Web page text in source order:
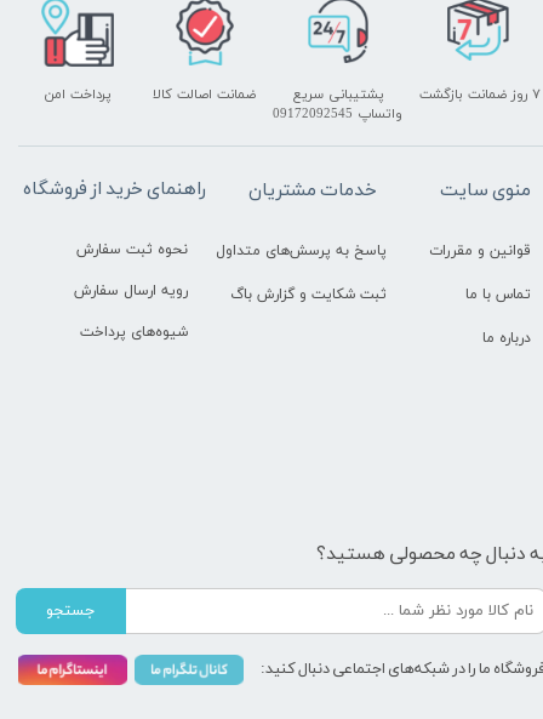
پشتیبانی سریع
واتساپ 09172092545
پرداخت امن ۷ روز ضمانت بازگشت ضمانت اصالت کالا
راهنمای خرید از فروشگاه
نحوه ثبت سفارش
رویه ارسال سفارش
شیوه‌های پرداخت
خدمات مشتریان
پاسخ به پرسش‌های متداول
ثبت شکایت و گزارش باگ
منوی سایت
قوانین و مقررات
تماس با ما
درباره ما
دنبال چه محصولی هستید؟
جستجو
ما را در شبکه‌های اجتماعی دنبال کنید: